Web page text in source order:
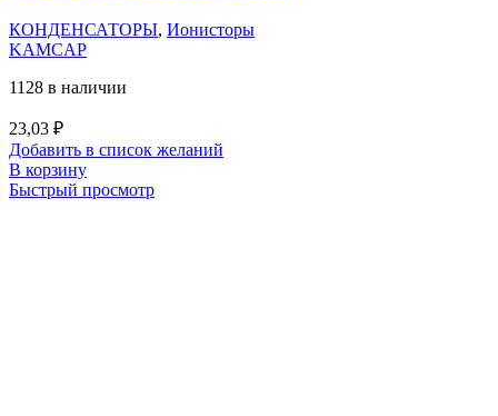
КОНДЕНСАТОРЫ, Ионисторы
KAMCAP
1128 в наличии
23,03 ₽
Добавить в список желаний
В корзину
Быстрый просмотр